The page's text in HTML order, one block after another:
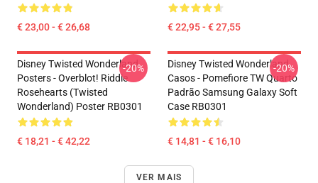
€ 23,00 - € 26,68 € 22,95 - € 27,55
Disney Twisted Wonderland
Posters - Overblot! Riddle
Rosehearts (Twisted
Wonderland) Poster RB0301
€ 18,21 - € 42,22
-20%
Disney Twisted Wonderland
Casos - Pomefiore TW Quarto
Padrão Samsung Galaxy Soft
Case RB0301
€ 14,81 - € 16,10
-20%
VER MAIS